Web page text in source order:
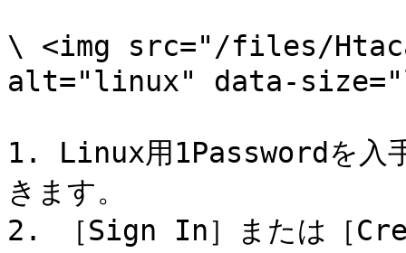
\ <img src="/files/
alt="linux" data-
1. Linux用1Passwordを入
きます。
2. ［Sign In］または［